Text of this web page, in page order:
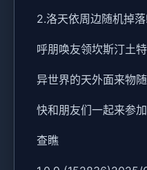
2.洛天依周边随机掉落!
呼朋唤友领坎斯汀土
异世界的天外面来物
快和朋友们一起来参
查瞧